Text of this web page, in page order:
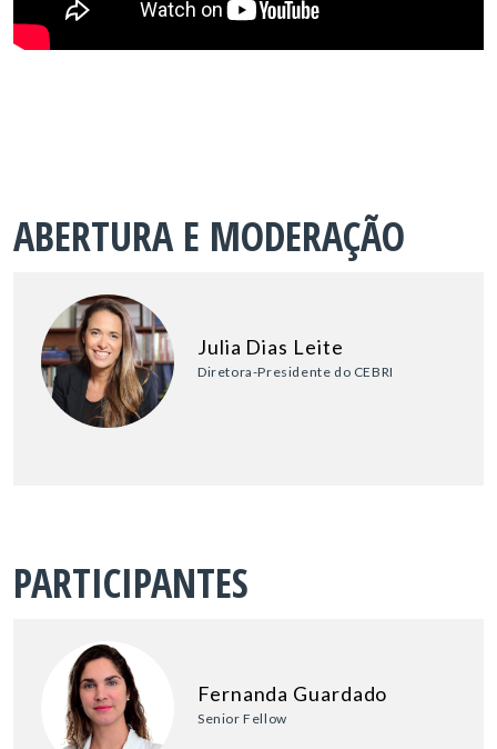
ABERTURA E MODERAÇÃO
Julia Dias Leite
Diretora-Presidente do CEBRI
PARTICIPANTES
Fernanda Guardado
Senior Fellow